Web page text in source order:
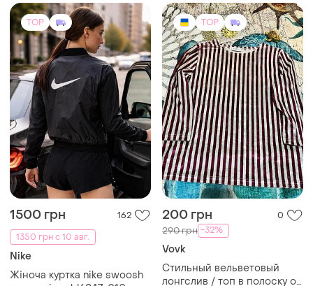
TOP
1500 грн
162
1350 грн с 10 авг.
Nike
Жіноча куртка nike swoosh
TOP
200 грн 0
290 грн -32%
Vovk
Стильный вельветовый
лонгслив / топ в полоску от